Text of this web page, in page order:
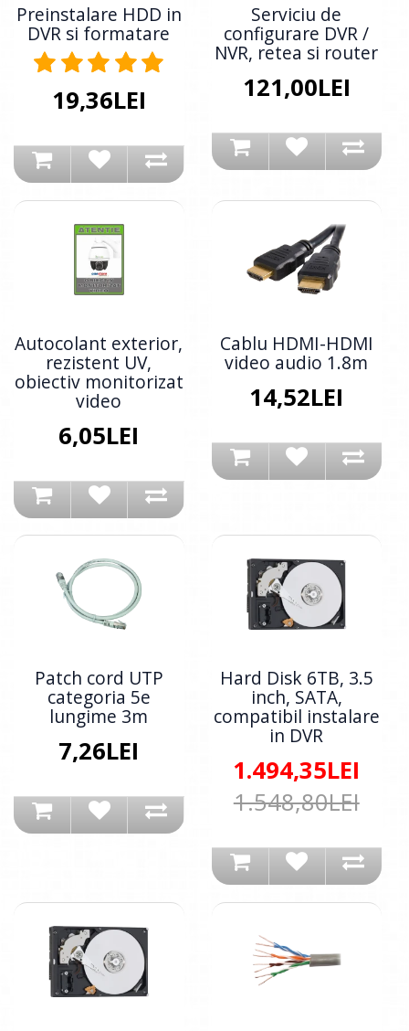
Preinstalare HDD in
DVR si formatare
19,36LEI
Serviciu de
configurare DVR /
NVR, retea si router
121,00LEI
Autocolant exterior,
rezistent UV,
obiectiv monitorizat
video
6,05LEI
Cablu HDMI-HDMI
video audio 1.8m
14,52LEI
Patch cord UTP
categoria 5e
lungime 3m
7,26LEI
Hard Disk 6TB, 3.5
inch, SATA,
compatibil instalare
in DVR
1.494,35LEI
1.548,80LEI